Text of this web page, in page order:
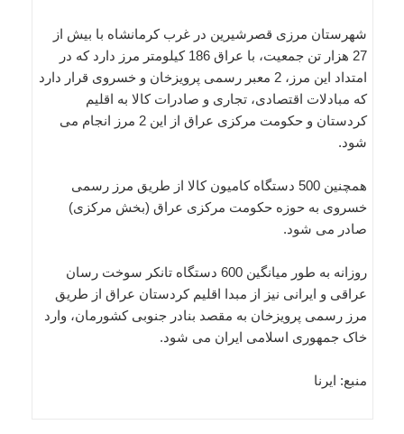
شهرستان مرزی قصرشیرین در غرب کرمانشاه با بیش از
27 هزار تن جمعیت، با عراق 186 کیلومتر مرز دارد که در
امتداد این مرز، 2 معبر رسمی پرویزخان و خسروی قرار دارد
که مبادلات اقتصادی، تجاری و صادرات کالا به اقلیم
کردستان و حکومت مرکزی عراق از این 2 مرز انجام می
شود.
همچنین 500 دستگاه کامیون کالا از طریق مرز رسمی
خسروی به حوزه حکومت مرکزی عراق (بخش مرکزی)
صادر می شود.
روزانه به طور میانگین 600 دستگاه تانکر سوخت رسان
عراقی و ایرانی نیز از مبدا اقلیم کردستان عراق از طریق
مرز رسمی پرویزخان به مقصد بنادر جنوبی کشورمان، وارد
خاک جمهوری اسلامی ایران می شود.
منبع: ایرنا